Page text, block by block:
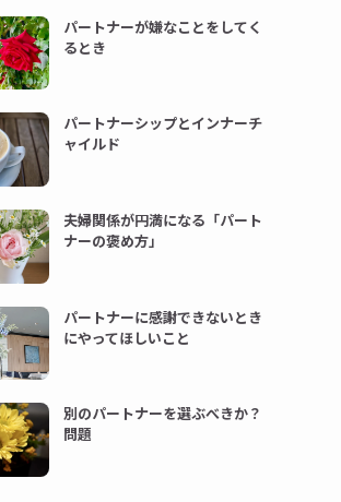
パートナーが嫌なことをしてく
るとき
パートナーシップとインナーチ
ャイルド
夫婦関係が円満になる「パート
ナーの褒め方」
パートナーに感謝できないとき
にやってほしいこと
別のパートナーを選ぶべきか？
問題